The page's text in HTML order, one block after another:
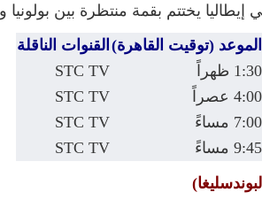
يختتم بقمة منتظرة بين بولونيا
الموعد (توقيت القاهرة) القنوات الناقلة
1:30 ظهراً
STC TV
4:00 عصراً
STC TV
7:00 مساءً
STC TV
9:45 مساءً
STC TV